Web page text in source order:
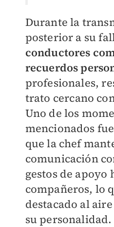
Durante la
posterior a su
conductores
recuerdos
profesionales,
trato cercano
Uno de los
mencionados
que la chef
comunicación
gestos de apoyo
compañeros, lo
destacado al
su personalidad.